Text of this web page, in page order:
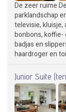
De zeer ruime
parklandschap
televisie,
bonbons,
badjas en
haardroger en
Junior Suite